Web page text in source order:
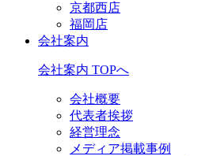
京都西店
福岡店
会社案内
会社案内 TOPへ
会社概要
代表者挨拶
経営理念
メディア掲載事例